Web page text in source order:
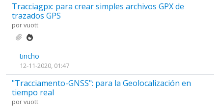
Tracciagpx: para crear simples archivos GPX de
trazados GPS
porvuott
tincho
12-11-2020, 01:47
"Tracciamento-GNSS": para la Geolocalización en
tiempo real
porvuott